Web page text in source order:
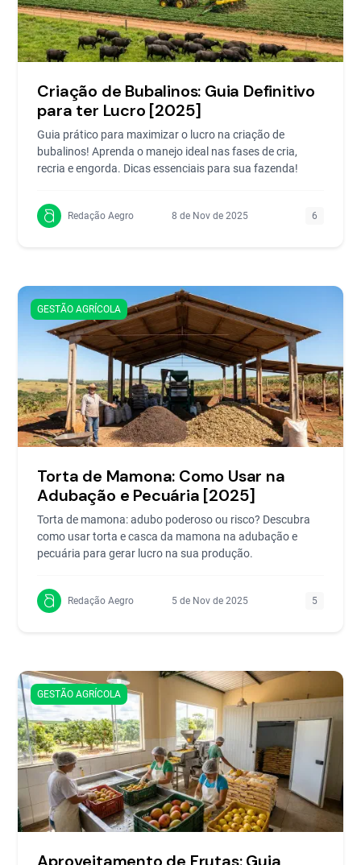
Criação de Bubalinos: Guia Definitivo
para ter Lucro [2025]
Guia prático para maximizar o lucro na criação de
bubalinos! Aprenda o manejo ideal nas fases de cria,
recria e engorda. Dicas essenciais para sua fazenda!
Redação Aegro 8 de Nov de 2025 6
GESTÃO AGRÍCOLA
Torta de Mamona: Como Usar na
Adubação e Pecuária [2025]
Torta de mamona: adubo poderoso ou risco? Descubra
como usar torta e casca da mamona na adubação e
pecuária para gerar lucro na sua produção.
Redação Aegro 5 de Nov de 2025 5
GESTÃO AGRÍCOLA
Aproveitamento de Frutas: Guia